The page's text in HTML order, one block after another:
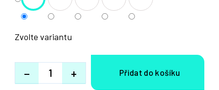
Zvolte variantu
+
−